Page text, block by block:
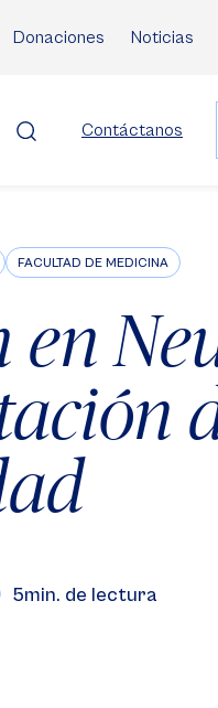
Donaciones Noticias
Contáctanos
FACULTAD DE MEDICINA
en
5min. de lectura